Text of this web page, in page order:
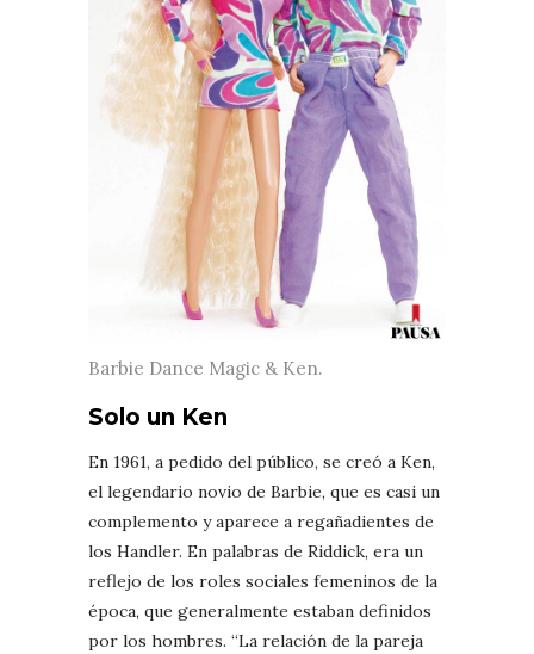
Barbie Dance Magic & Ken.
Solo un Ken
En 1961, a pedido del público, se creó a Ken,
el legendario novio de Barbie, que es casi un
complemento y aparece a regañadientes de
los Handler. En palabras de Riddick, era un
reflejo de los roles sociales femeninos de la
época, que generalmente estaban definidos
por los hombres. “La relación de la pareja